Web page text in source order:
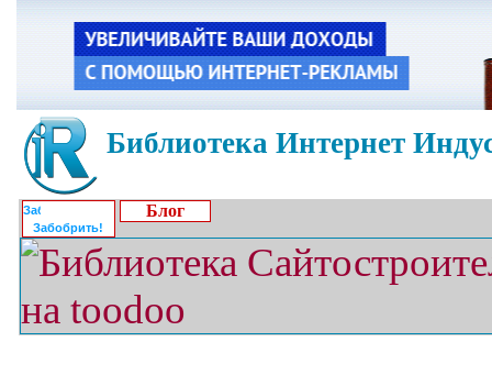
Библиотека Интернет
Забобрить!
Блог